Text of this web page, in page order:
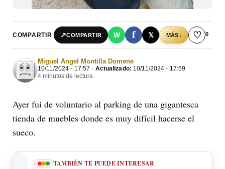
COMPARTIR ↗COMPARTIR W f 𝕏 MÁS↓ ♡ 0
Miguel Angel Montilla Domene
10/11/2024 - 17:57 · Actualizado: 10/11/2024 - 17:59
4 minutos de lectura
Ayer fui de voluntario al parking de una gigantesca
tienda de muebles donde es muy difícil hacerse el
sueco.
TAMBIÉN TE PUEDE INTERESAR